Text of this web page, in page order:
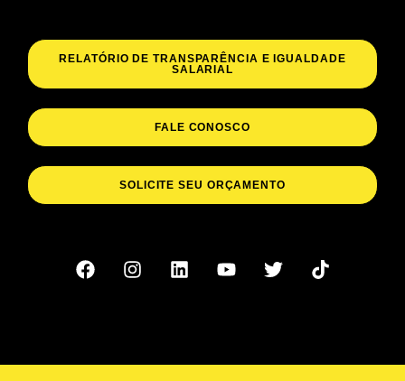
RELATÓRIO DE TRANSPARÊNCIA E IGUALDADE
SALARIAL
FALE CONOSCO
SOLICITE SEU ORÇAMENTO